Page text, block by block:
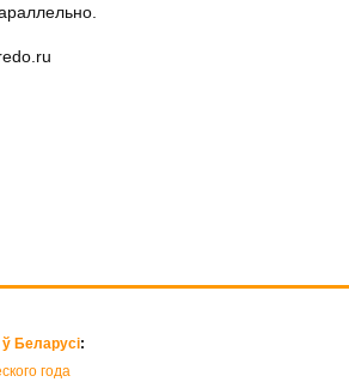
ў Беларусі:
года